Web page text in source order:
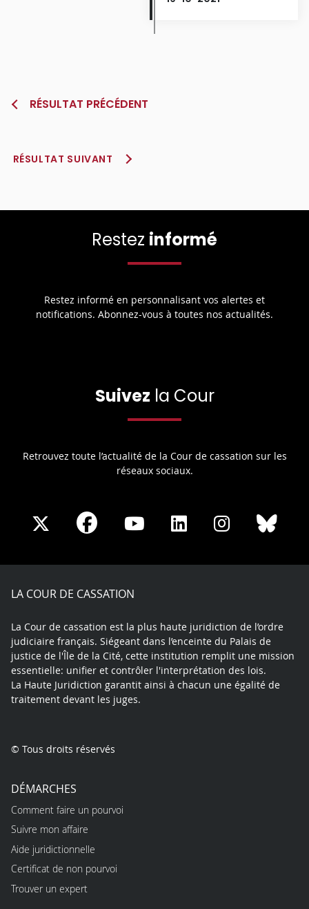
RÉSULTAT PRÉCÉDENT
RÉSULTAT SUIVANT
Restez informé
Restez informé en personnalisant vos alertes et
notifications. Abonnez-vous à toutes nos actualités.
Suivez la Cour
Retrouvez toute l’actualité de la Cour de cassation sur les
réseaux sociaux.
Share
X
Share
Facebook
Share
Youtube
Share
LinkedIn
Share
Instagram
LA COUR DE CASSATION
La Cour de cassation est la plus haute juridiction de l’ordre
judiciaire français. Siégeant dans l’enceinte du Palais de
justice de l'Île de la Cité, cette institution remplit une mission
essentielle: unifier et contrôler l'interprétation des lois.
La Haute Juridiction garantit ainsi à chacun une égalité de
traitement devant les juges.
© Tous droits réservés
DÉMARCHES
Comment faire un pourvoi
Suivre mon affaire
Aide juridictionnelle
Certificat de non pourvoi
Trouver un expert